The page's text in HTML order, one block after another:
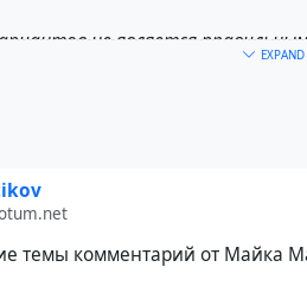
не является
то, что Вам больше подходит, и
#Hubzilla
EXPAND
темы комментарий от Майка